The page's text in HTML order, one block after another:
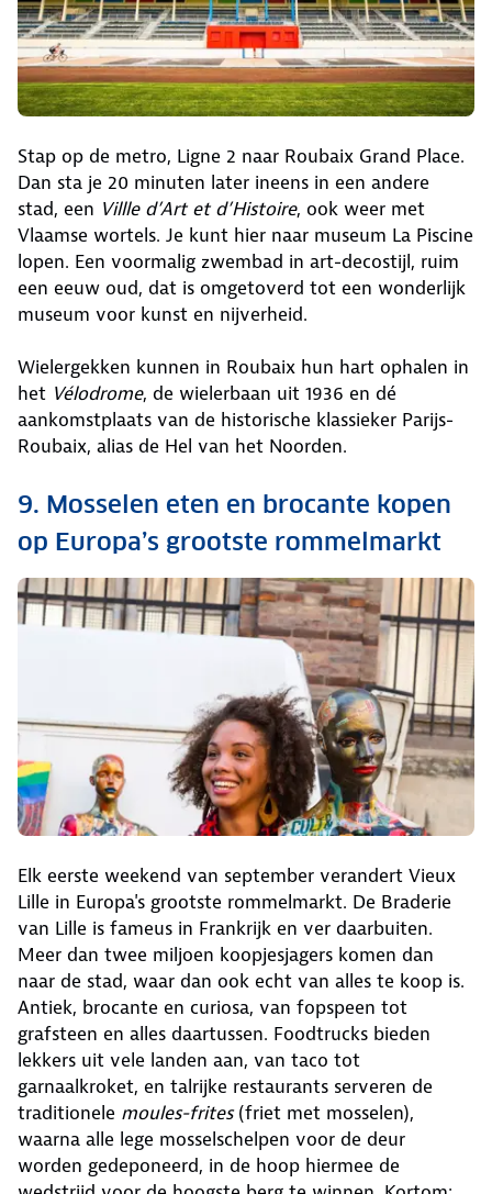
Stap op de metro, Ligne 2 naar Roubaix Grand Place.
Dan sta je 20 minuten later ineens in een andere
stad, een Villle d’Art et d’Histoire, ook weer met
Vlaamse wortels. Je kunt hier naar museum La Piscine
lopen. Een voormalig zwembad in art-decostijl, ruim
een eeuw oud, dat is omgetoverd tot een wonderlijk
museum voor kunst en nijverheid.
Wielergekken kunnen in Roubaix hun hart ophalen in
het Vélodrome, de wielerbaan uit 1936 en dé
aankomstplaats van de historische klassieker Parijs-
Roubaix, alias de Hel van het Noorden.
9. Mosselen eten en brocante kopen
op Europa’s grootste rommelmarkt
Elk eerste weekend van september verandert Vieux
Lille in Europa's grootste rommelmarkt. De Braderie
van Lille is fameus in Frankrijk en ver daarbuiten.
Meer dan twee miljoen koopjesjagers komen dan
naar de stad, waar dan ook echt van alles te koop is.
Antiek, brocante en curiosa, van fopspeen tot
grafsteen en alles daartussen. Foodtrucks bieden
lekkers uit vele landen aan, van taco tot
garnaalkroket, en talrijke restaurants serveren de
traditionele moules-frites(friet met mosselen),
waarna alle lege mosselschelpen voor de deur
worden gedeponeerd, in de hoop hiermee de